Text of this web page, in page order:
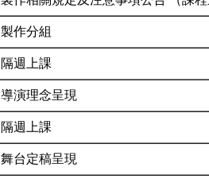
製作分組
隔週上課
導演理念呈現
隔週上課
舞台定稿呈現